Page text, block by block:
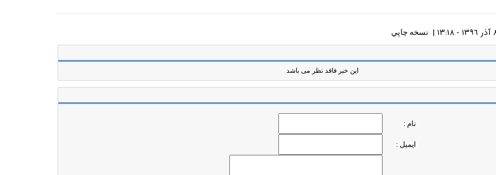
نسخه چاپي
این خبر فاقد نظر می باشد
نام :
ایمیل :